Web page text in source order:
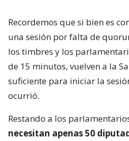
Recordemos que si bien es
una sesión por falta de
los timbres y los
de 15 minutos, vuelven a la
suficiente para iniciar la
ocurrió.
Restando a los
necesitan apenas 50